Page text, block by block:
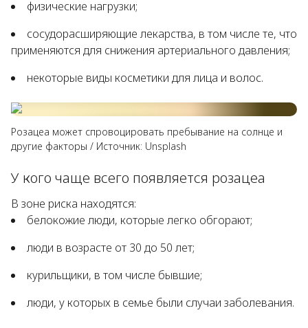
физические нагрузки;
сосудорасширяющие лекарства, в том числе те, что
применяются для снижения артериального давления;
некоторые виды косметики для лица и волос.
Розацеа может спровоцировать пребывание на солнце и
другие факторы / Источник: Unsplash
У кого чаще всего появляется розацеа
В зоне риска находятся:
белокожие люди, которые легко обгорают;
люди в возрасте от 30 до 50 лет;
курильщики, в том числе бывшие;
люди, у которых в семье были случаи заболевания.